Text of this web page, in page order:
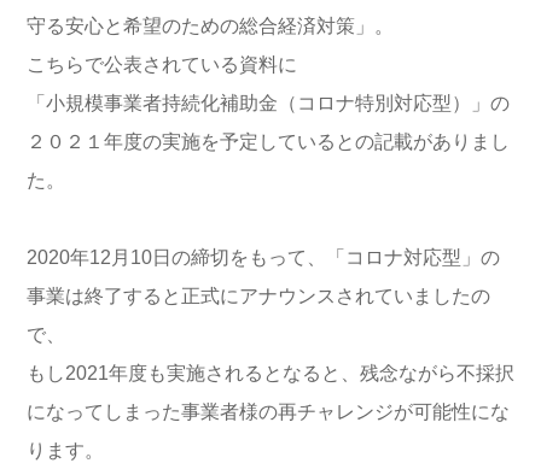
守る安心と希望のための総合経済対策」。
こちらで公表されている資料に
「小規模事業者持続化補助金（コロナ特別対応型）」の
２０２１年度の実施を予定しているとの記載がありまし
た。
2020年12月10日の締切をもって、「コロナ対応型」の
事業は終了すると正式にアナウンスされていましたの
で、
もし2021年度も実施されるとなると、残念ながら不採択
になってしまった事業者様の再チャレンジが可能性にな
ります。